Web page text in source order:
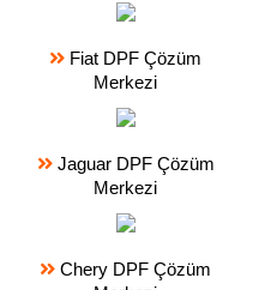
Fiat DPF Çözüm
Merkezi
Jaguar DPF Çözüm
Merkezi
Chery DPF Çözüm